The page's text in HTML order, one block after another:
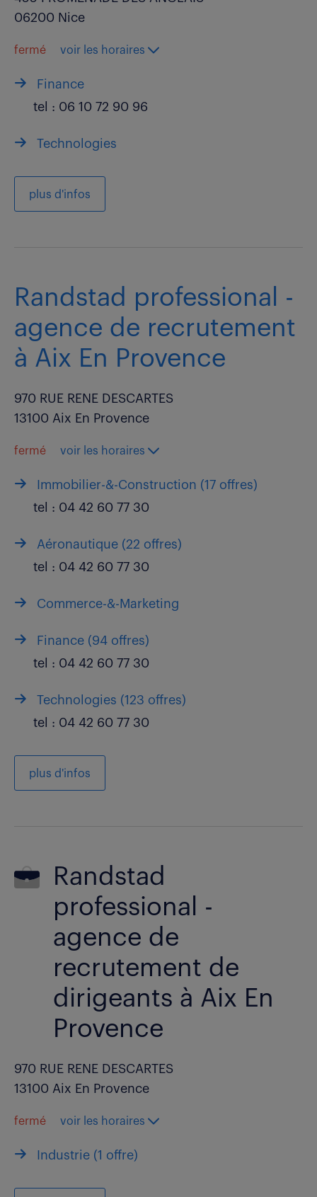
06200 Nice
fermé voir les horaires
Finance
tel : 06 10 72 90 96
Technologies
plus d'infos
Randstad professional -
agence de recrutement
à Aix En Provence
970 RUE RENE DESCARTES
13100 Aix En Provence
fermé voir les horaires
Immobilier-&-Construction (17 offres)
tel : 04 42 60 77 30
Aéronautique (22 offres)
tel : 04 42 60 77 30
Commerce-&-Marketing
Finance (94 offres)
tel : 04 42 60 77 30
Technologies (123 offres)
tel : 04 42 60 77 30
plus d'infos
Randstad
professional -
agence de
recrutement de
dirigeants à Aix En
Provence
970 RUE RENE DESCARTES
13100 Aix En Provence
fermé voir les horaires
Industrie (1 offre)